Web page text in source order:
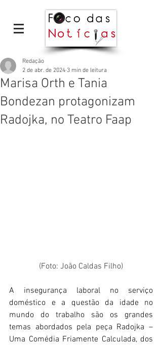
Marisa Orth e Tania
Bondezan protagonizam
Radojka, no Teatro Faap
Redação
2 de abr. de 2024 3 min de leitura
(Foto: João Caldas Filho)
A insegurança laboral no serviço
doméstico e a questão da idade no
mundo do trabalho são os grandes
temas abordados pela peça Radojka –
Uma Comédia Friamente Calculada, dos